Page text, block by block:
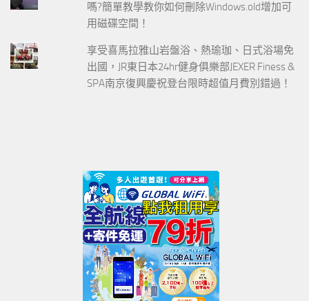
嗎?簡單教學教你如何刪除Windows.old增加可
用磁碟空間！
享受喜馬拉雅山岩盤浴、熱瑜珈、日式浴場免
出國，JR東日本24hr健身俱樂部JEXER Finess &
SPA南京復興慶祝登台限時超值月費別錯過！